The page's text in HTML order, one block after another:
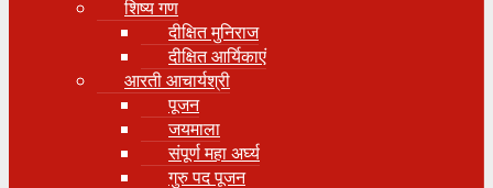
शिष्य गण
दीक्षित मुनिराज
दीक्षित आर्यिकाएं
आरती आचार्यश्री
पूजन
जयमाला
संपूर्ण महा अर्घ्य
गुरु पद पूजन